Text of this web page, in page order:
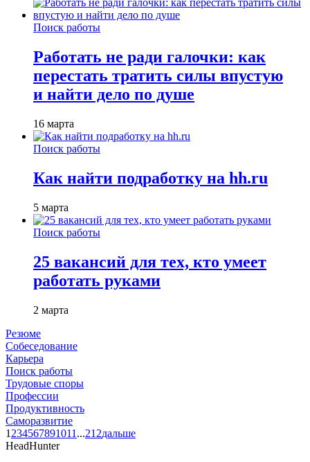
Поиск работы
Работать не ради галочки: как
перестать тратить силы впустую
и найти дело по душе
16 марта
Поиск работы
Как найти подработку на hh.ru
5 марта
Поиск работы
25 вакансий для тех, кто умеет
работать руками
2 марта
Резюме
Собеседование
Карьера
Поиск работы
Трудовые споры
Профессии
Продуктивность
Саморазвитие
1 234567891011 ...212дальше
HeadHunter